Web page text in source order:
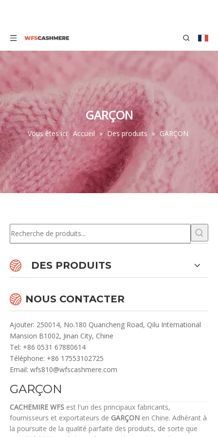
GARÇON
Vous êtes ici: Accueil » Des produits » GARÇON
DES PRODUITS
NOUS CONTACTER
Ajouter: 250014, No.180 Quancheng Road, Qilu International
Mansion B1002, Jinan City, Chine
Tel: +86 0531 67880614
Téléphone: +86 17553102725
Email: wfs810@wfscashmere.com
GARÇON
CACHEMIRE WFS est l'un des principaux fabricants,
fournisseurs et exportateurs de GARÇON en Chine. Adhérant à
la poursuite de la qualité parfaite des produits, de sorte que